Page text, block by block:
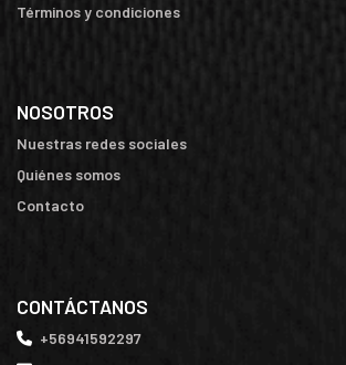
Términos y condiciones
NOSOTROS
Nuestras redes sociales
Quiénes somos
Contacto
CONTÁCTANOS
+56941592297